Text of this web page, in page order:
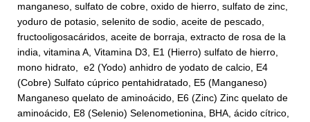
manganeso, sulfato de cobre, oxido de hierro, sulfato de zinc,
yoduro de potasio, selenito de sodio, aceite de pescado,
fructooligosacáridos, aceite de borraja, extracto de rosa de la
india, vitamina A, Vitamina D3, E1 (Hierro) sulfato de hierro,
mono hidrato, e2 (Yodo) anhidro de yodato de calcio, E4
(Cobre) Sulfato cúprico pentahidratado, E5 (Manganeso)
Manganeso quelato de aminoácido, E6 (Zinc) Zinc quelato de
aminoácido, E8 (Selenio) Selenometionina, BHA, ácido cítrico,